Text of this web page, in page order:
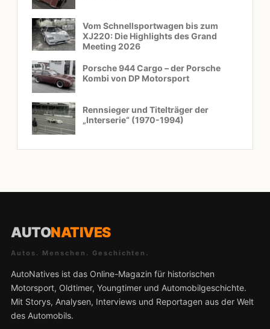
Vom Schnellsportwagen bis zum
XJ220: Die Highlights des Grand
Meeting 2026
Porsche 944 Cargo – der Porsche
Kombi von DP Motorsport
Rennsieger und Titelträger der
„Interserie“ (1970-1994)
AUTONATIVES
Autos. Menschen. Geschichten.
AutoNatives ist das Online-Magazin für historischen
Motorsport, Oldtimer, Youngtimer und Automobilgeschichte.
Mit Storys, Analysen, Interviews und Reportagen aus der Welt
des Automobils.